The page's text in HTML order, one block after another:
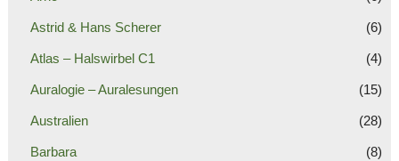
Astrid & Hans Scherer (6)
Atlas – Halswirbel C1 (4)
Auralogie – Auralesungen (15)
Australien (28)
Barbara (8)